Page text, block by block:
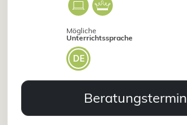
Mögliche
Unterrichtssprache
DE
Beratungstermin